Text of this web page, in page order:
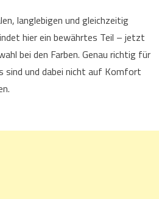
langlebigen und gleichzeitig
hier ein bewährtes Teil – jetzt
bei den Farben. Genau richtig für
sind und dabei nicht auf Komfort